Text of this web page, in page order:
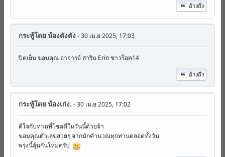
อ้างถึง
กระทู้โดยน้องตังตัง - 30 เม.ย 2025, 17:03
ปิดเย็น ขอบคุณ อาจารย์ สาริน Erin ชาวร็อค14
อ้างถึง
กระทู้โดยน้องเก่ง. - 30 เม.ย 2025, 17:02
ดีใจกับท่านที่โชคดีในวันนี้ด้วยจ้า
ขอบคุณตัวเลขสวยๆ จากนักคำนวณทุกท่านตลอดทั้งวัน
พรุ่งนี้ลุ้นกันใหม่ครับ